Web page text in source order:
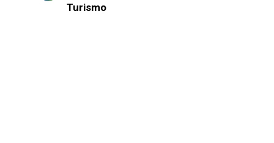
Turismo